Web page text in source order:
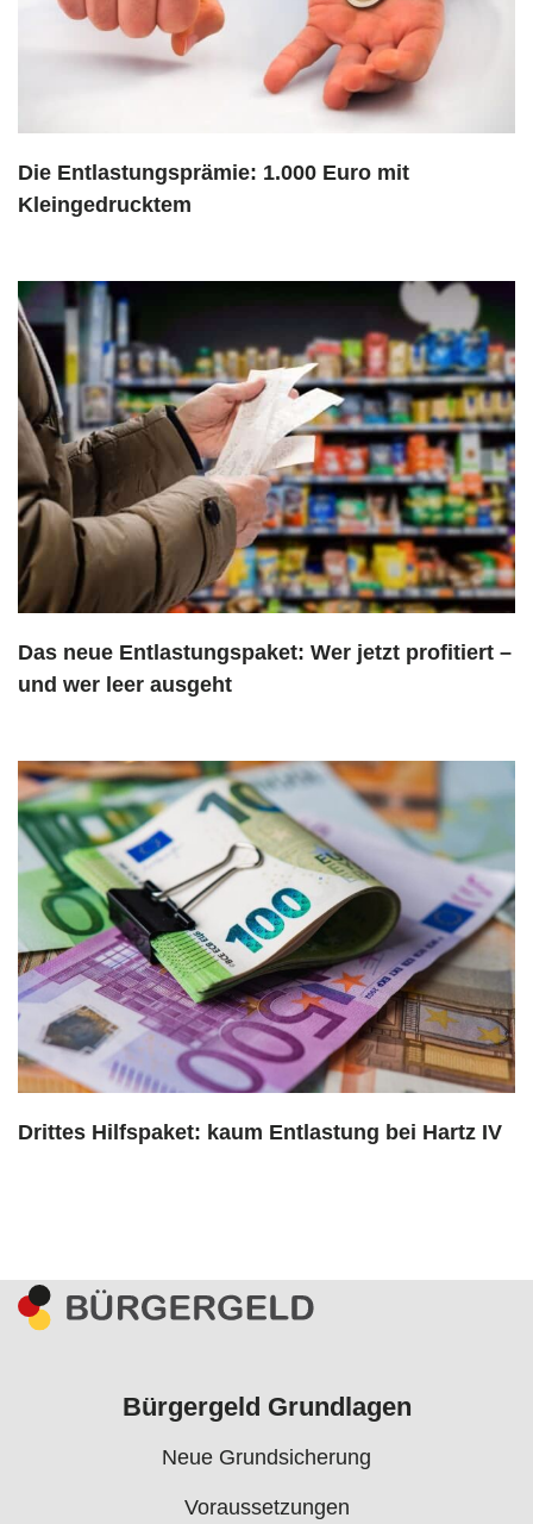
Die Entlastungsprämie: 1.000 Euro mit
Kleingedrucktem
Das neue Entlastungspaket: Wer jetzt profitiert –
und wer leer ausgeht
Drittes Hilfspaket: kaum Entlastung bei Hartz IV
Bürgergeld Grundlagen
Neue Grundsicherung
Voraussetzungen